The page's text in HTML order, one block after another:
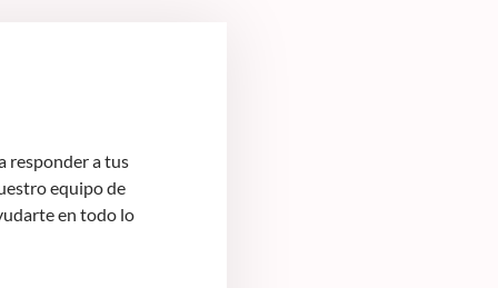
responder a tus
equipo de
en todo lo